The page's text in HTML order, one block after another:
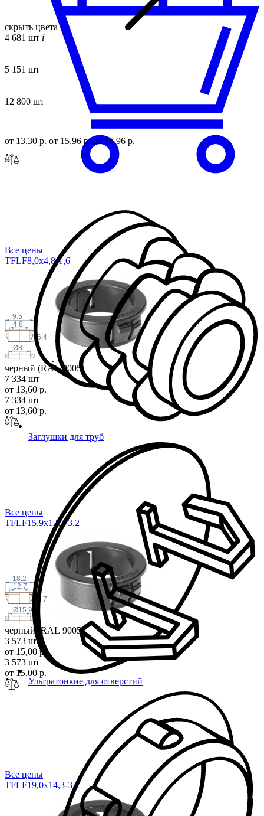
Заглушки для труб
Ультратонкие для отверстий
скрыть цвета
4 681 шт i
5 151 шт
12 800 шт
от 13,30 р. от 15,96 р.от 15,96 р.
Все цены
TFLF8,0x4,8-1,6
6.4
Ø8
4.8
9.5
черный (RAL 9005)
7 334 шт
от 13,60 р.
7 334 шт
от 13,60 р.
Все цены
TFLF15,9x12,7-3,2
8.7
Ø15.9
12.7
18.2
черный (RAL 9005)
3 573 шт
от 15,00 р.
3 573 шт
от 15,00 р.
Все цены
TFLF19,0x14,3-3,2